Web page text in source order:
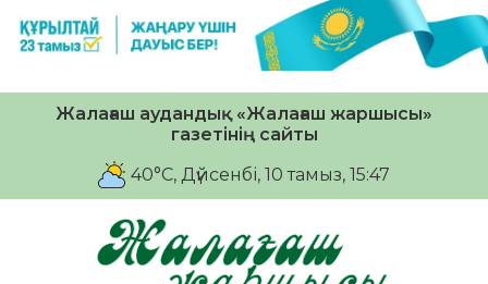
Жалағаш аудандық «Жалағаш жаршысы»
газетінің сайты
40°C, Дүйсенбі, 10 тамыз, 15:47